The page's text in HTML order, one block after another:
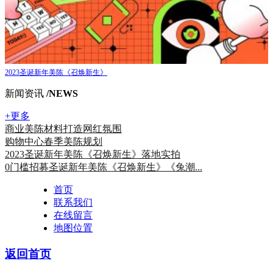
2023圣诞新年美陈《召焕新生》
新闻资讯 /NEWS
+更多
商业美陈材料打造网红氛围
购物中心春季美陈规划
2023圣诞新年美陈《召焕新生》落地实拍
0门槛招募圣诞新年美陈《召焕新生》《兔潮...
首页
联系我们
在线留言
地图位置
返回首页